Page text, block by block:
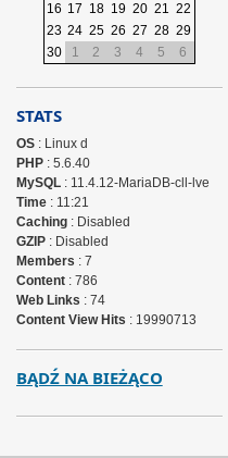
16 17 18 19 20 21 22
23 24 25 26 27 28 29
30
1 2 3 4 5 6
STATS
OS: Linux d
PHP: 5.6.40
MySQL: 11.4.12-MariaDB-cll-lve
Time: 11:21
Caching: Disabled
GZIP: Disabled
Members : 7
Content: 786
Web Links : 74
Content View Hits : 19990713
BĄDŹ NA BIEŻĄCO